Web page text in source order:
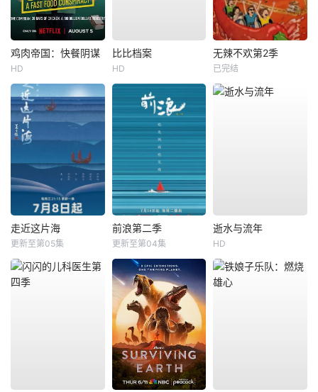
鸡肉帝国：快餐阴谋
HD
比比档案
HD
无辣不欢第2季
已完结
走近这片海
更新至第05集
前浪第二季
更新至第04集
逝水与流年
HD